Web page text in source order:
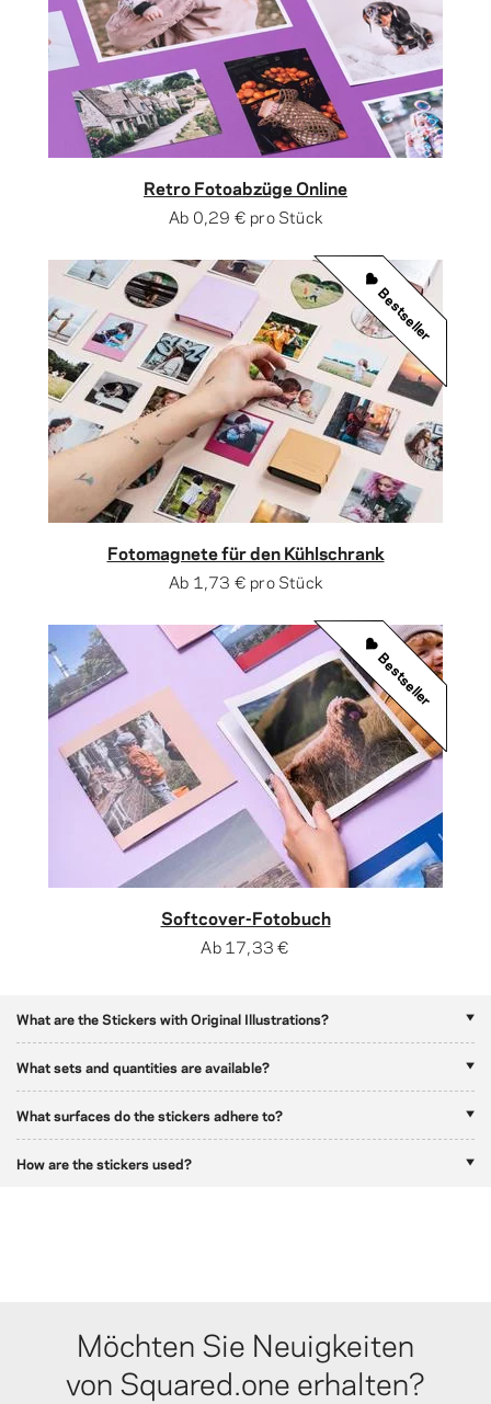
Retro Fotoabzüge Online
Ab 0,29 € pro Stück
Fotomagnete für den Kühlschrank
Ab 1,73 € pro Stück
Bestseller
Softcover-Fotobuch
Ab17,33 €
Bestseller
What are the Stickers with Original Illustrations?
What sets and quantities are available?
What surfaces do the stickers adhere to?
How are the stickers used?
Möchten Sie Neuigkeiten
von Squared.one erhalten?